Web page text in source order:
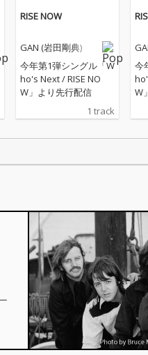
RISE NOW
GAN (岩田剛典)
今年第1弾シングル「W
ho's Next / RISE NO
W」より先行配信
1 track
今
W